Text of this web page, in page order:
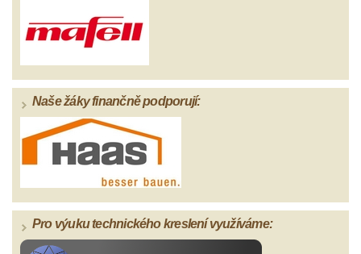
Naše žáky finančně podporují:
Pro výuku technického kreslení využíváme: